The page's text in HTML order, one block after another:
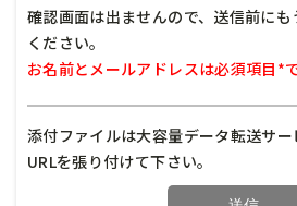
確認画面は出ませんので、送信前に
ください。
お名前とメールアドレスは必須項目*で
添付ファイルは大容量データ転送サ
URLを張り付けて下さい。